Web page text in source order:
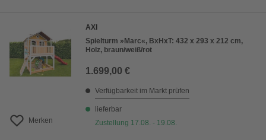
Merken
AXI
Spielturm »Marc«, BxHxT: 432 x 293 x 212 cm,
Holz, braun/weiß/rot
1.699,00 €
Verfügbarkeit im Markt prüfen
lieferbar
Zustellung 17.08. - 19.08.